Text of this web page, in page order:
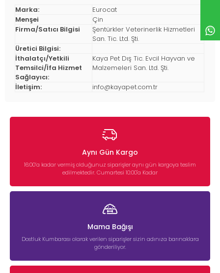
Marka:
Eurocat
Menşei
Çin
Firma/Satıcı Bilgisi
Şentürkler Veterinerlik Hizmetleri
San. Tic. Ltd. Şti.
Üretici Bilgisi:
İthalatçı/Yetkili
Temsilci/İfa Hizmet
Sağlayıcı:
Kaya Pet Dış Tic. Evcil Hayvan ve
Malzemeleri San. Ltd. Şti.
İletişim: info@kayapet.com.tr
Aynı Gün Kargo
16:00’a kadar vermiş olduğunuz siparişler aynı gün kargoya teslim
edilmektedir. Cumartesi 10:00'a Kadar
Mama Bağışı
Dostluk Kumbarası olarak verilen siparişler sizin adınıza barınaklara
gönderiliyor.